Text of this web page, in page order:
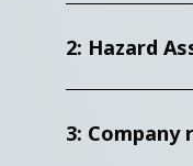
2: Hazard
3: